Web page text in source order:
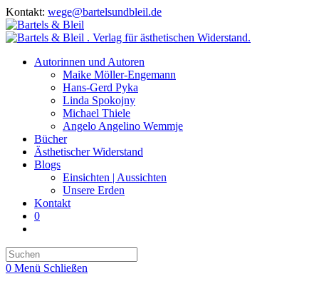
Zum
Inhalt
springen
Kontakt: wege@bartelsundbleil.de
Autorinnen und Autoren
Maike Möller-Engemann
Hans-Gerd Pyka
Linda Spokojny
Michael Thiele
Angelo Angelino Wemmje
Bücher
Ästhetischer Widerstand
Blogs
Einsichten | Aussichten
Unsere Erden
Kontakt
0
umschalten
Escape
0 Menü Schließen